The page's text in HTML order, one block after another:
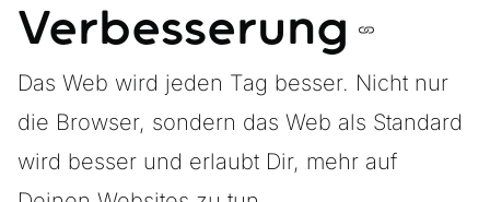
Verbesserung
Das Web wird jeden Tag besser. Nicht nur
die Browser, sondern das Web als Standard
wird besser und erlaubt Dir, mehr auf